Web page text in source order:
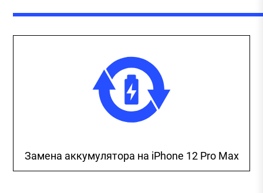
Замена аккумулятора на iPhone 12 Pro Max